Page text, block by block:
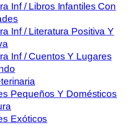
Inf / Libros Infantiles Con
Inf / Literatura Positiva Y
Inf / Cuentos Y Lugares
Pequeños Y Domésticos
Exóticos